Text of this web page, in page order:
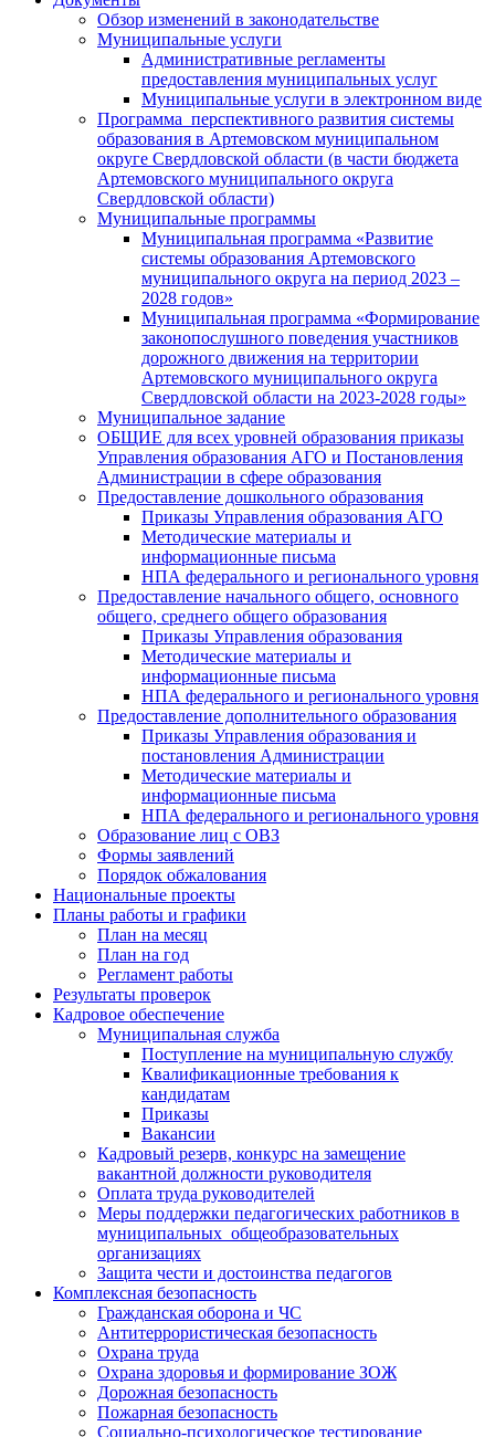
Обзор изменений в законодательстве
Муниципальные услуги
Административные регламенты
предоставления муниципальных услуг
Муниципальные услуги в электронном виде
Программа перспективного развития системы
образования в Артемовском муниципальном
округе Свердловской области (в части бюджета
Артемовского муниципального округа
Свердловской области)
Муниципальные программы
Муниципальная программа «Развитие
системы образования Артемовского
муниципального округа на период 2023 –
2028 годов»
Муниципальная программа «Формирование
законопослушного поведения участников
дорожного движения на территории
Артемовского муниципального округа
Свердловской области на 2023-2028 годы»
Муниципальное задание
ОБЩИЕ для всех уровней образования приказы
Управления образования АГО и Постановления
Администрации в сфере образования
Предоставление дошкольного образования
Приказы Управления образования АГО
Методические материалы и
информационные письма
НПА федерального и регионального уровня
Предоставление начального общего, основного
общего, среднего общего образования
Приказы Управления образования
Методические материалы и
информационные письма
НПА федерального и регионального уровня
Предоставление дополнительного образования
Приказы Управления образования и
постановления Администрации
Методические материалы и
информационные письма
НПА федерального и регионального уровня
Образование лиц с ОВЗ
Формы заявлений
Порядок обжалования
Национальные проекты
Планы работы и графики
План на месяц
План на год
Регламент работы
Результаты проверок
Кадровое обеспечение
Муниципальная служба
Поступление на муниципальную службу
Квалификационные требования к
кандидатам
Приказы
Вакансии
Кадровый резерв, конкурс на замещение
вакантной должности руководителя
Оплата труда руководителей
Меры поддержки педагогических работников в
муниципальных общеобразовательных
организациях
Защита чести и достоинства педагогов
Комплексная безопасность
Гражданская оборона и ЧС
Антитеррористическая безопасность
Охрана труда
Охрана здоровья и формирование ЗОЖ
Дорожная безопасность
Пожарная безопасность
Социально-психологическое тестирование